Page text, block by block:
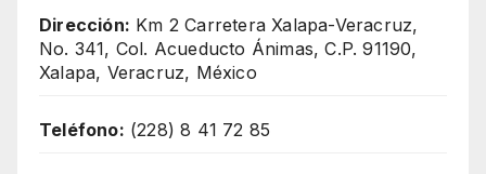
Dirección: Km 2 Carretera Xalapa-Veracruz,
No. 341, Col. Acueducto Ánimas, C.P. 91190,
Xalapa, Veracruz, México
Teléfono: (228) 8 41 72 85